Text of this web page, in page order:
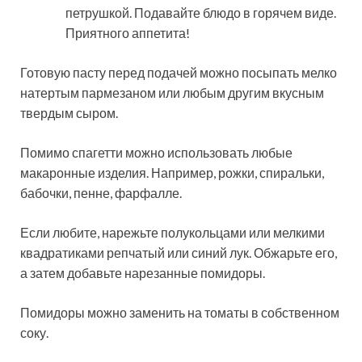
петрушкой. Подавайте блюдо в горячем виде.
Приятного аппетита!
Готовую пасту перед подачей можно посыпать мелко
натертым пармезаном или любым другим вкусным
твердым сыром.
Помимо спагетти можно использовать любые
макаронные изделия. Например, рожки, спиральки,
бабочки, пенне, фарфалле.
Если любите, нарежьте полукольцами или мелкими
квадратиками репчатый или синий лук. Обжарьте его,
а затем добавьте нарезанные помидоры.
Помидоры можно заменить на томаты в собственном
соку.